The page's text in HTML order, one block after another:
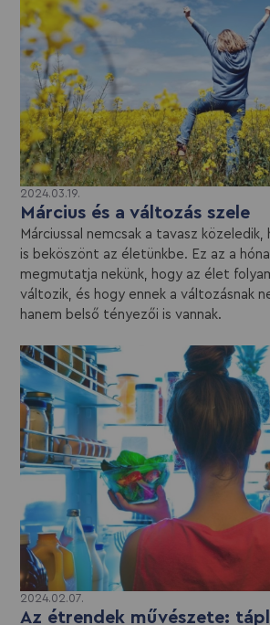
2024.03.19.
Március és a változás szele
Márciussal nemcsak a tavasz közeledik,
is beköszönt az életünkbe. Ez az a
megmutatja nekünk, hogy az élet
változik, és hogy ennek a változásnak
hanem belső tényezői is vannak.
2024.02.07.
Az étrendek művészete: